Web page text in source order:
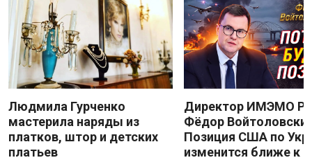
Людмила Гурченко
мастерила наряды из
платков, штор и детских
платьев
Директор ИМЭМО
Фёдор
Позиция США по
изменится ближе к